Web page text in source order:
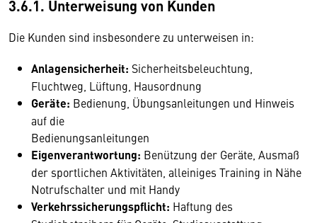
3.6.1. Unterweisung von Kunden
Die Kunden sind insbesondere zu unterweisen in:
Anlagensicherheit: Sicherheitsbeleuchtung,
Fluchtweg, Lüftung, Hausordnung
Geräte: Bedienung, Übungsanleitungen und Hinweis
auf die
Bedienungsanleitungen
Eigenverantwortung: Benützung der Geräte, Ausmaß
der sportlichen Aktivitäten, alleiniges Training in Nähe
Notrufschalter und mit Handy
Verkehrssicherungspflicht: Haftung des